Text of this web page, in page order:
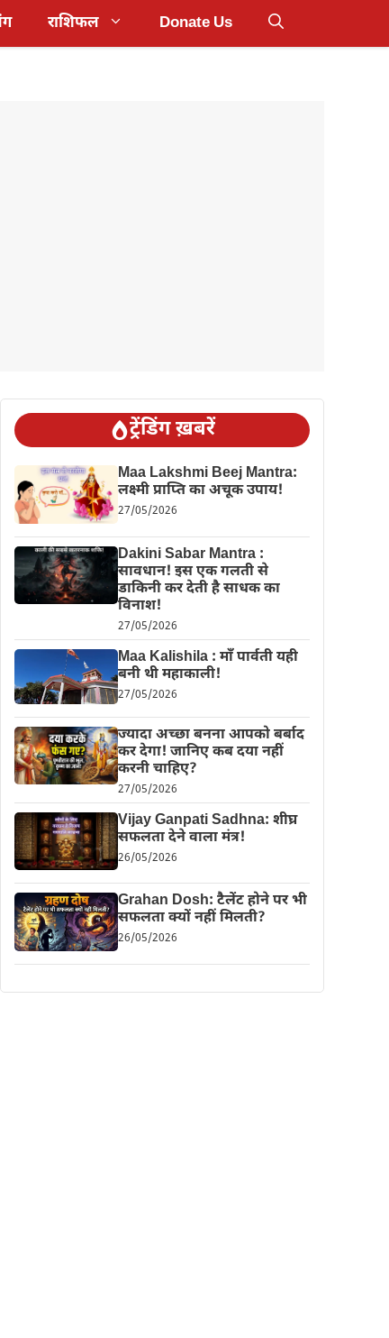
राशिफल Donate Us
ट्रेंडिंग ख़बरें
Maa Lakshmi Beej Mantra:
लक्ष्मी प्राप्ति का अचूक उपाय!
27/05/2026
Dakini Sabar Mantra :
सावधान! इस एक गलती से
डाकिनी कर देती है साधक का
विनाश!
27/05/2026
Maa Kalishila : माँ पार्वती यही
बनी थी महाकाली!
27/05/2026
ज्यादा अच्छा बनना आपको बर्बाद
कर देगा! जानिए कब दया नहीं
करनी चाहिए?
27/05/2026
Vijay Ganpati Sadhna: शीघ्र
सफलता देने वाला मंत्र!
26/05/2026
Grahan Dosh: टैलेंट होने पर भी
सफलता क्यों नहीं मिलती?
26/05/2026